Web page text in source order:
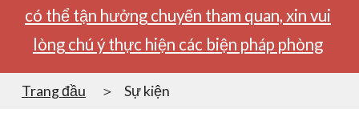
có thể tận hưởng chuyến tham quan, xin vui
lòng chú ý thực hiện các biện pháp phòng
Trang đầu Sự kiện